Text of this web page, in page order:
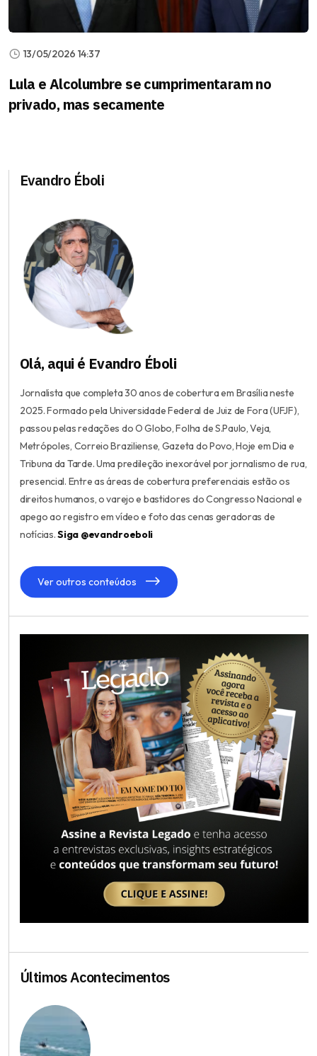
13/05/2026 14:37
Lula e Alcolumbre se cumprimentaram no
privado, mas secamente
Evandro Éboli
Olá, aqui é Evandro Éboli
Jornalista que completa 30 anos de cobertura em Brasília neste
2025. Formado pela Universidade Federal de Juiz de Fora (UFJF),
passou pelas redações do O Globo, Folha de S.Paulo, Veja,
Metrópoles, Correio Braziliense, Gazeta do Povo, Hoje em Dia e
Tribuna da Tarde. Uma predileção inexorável por jornalismo de rua,
presencial. Entre as áreas de cobertura preferenciais estão os
direitos humanos, o varejo e bastidores do Congresso Nacional e
apego ao registro em vídeo e foto das cenas geradoras de
notícias.Siga @evandroeboli
Ver outros conteúdos
Últimos Acontecimentos